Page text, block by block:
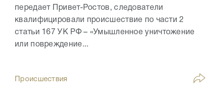
передает Привет-Ростов, следователи
квалифицировали происшествие по части 2
статьи 167 УК РФ – «Умышленное уничтожение
или повреждение...
Происшествия